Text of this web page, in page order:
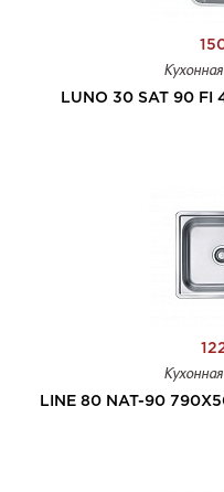
LUNO 30 SAT 90
LINE 80 NAT-90